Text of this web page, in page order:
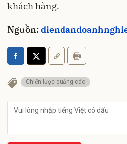
khách hàng.
Nguồn:
Chiến lược quảng cáo